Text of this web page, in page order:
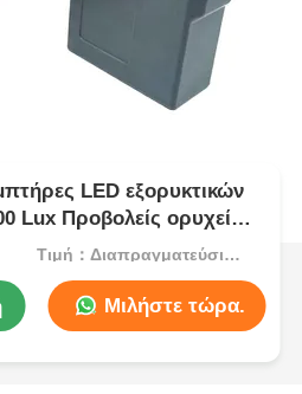
LED εξορυκτικών
Lux Προβολείς ορυχείων
Τιμή：Διαπραγματεύσιμα
Μιλήστε τώρα.